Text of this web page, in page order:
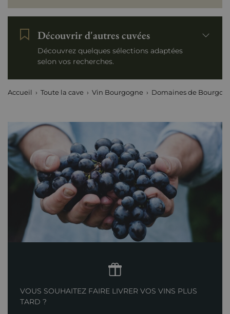
Découvrir d'autres cuvées
Découvrez quelques sélections adaptées
selon vos recherches.
Accueil Toute la cave Vin Bourgogne Domaines de
VOUS SOUHAITEZ FAIRE LIVRER VOS VINS PLUS
TARD ?